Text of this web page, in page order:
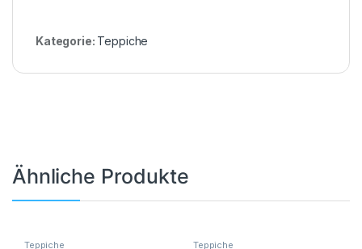
Kategorie: Teppiche
Ähnliche Produkte
Teppiche Teppiche